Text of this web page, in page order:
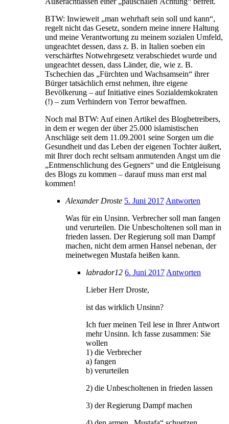
BTW: Inwieweit „man wehrhaft sein soll und kann“,
regelt nicht das Gesetz, sondern meine innere Haltung
und meine Verantwortung zu meinem sozialen Umfeld,
ungeachtet dessen, dass z. B. in Italien soeben ein
verschärftes Notwehrgesetz verabschiedet wurde und
ungeachtet dessen, dass Länder, die, wie z. B.
Tschechien das „Fürchten und Wachsamsein“ ihrer
Bürger tatsächlich ernst nehmen, ihre eigene
Bevölkerung – auf Initiative eines Sozialdemkokraten
(!) – zum Verhindern von Terror bewaffnen.
Noch mal BTW: Auf einen Artikel des Blogbetreibers,
in dem er wegen der über 25.000 islamistischen
Anschläge seit dem 11.09.2001 seine Sorgen um die
Gesundheit und das Leben der eigenen Tochter äußert,
mit Ihrer doch recht seltsam anmutenden Angst um die
„Entmenschlichung des Gegners“ und die Entgleisung
des Blogs zu kommen – darauf muss man erst mal
kommen!
Alexander Droste 5. Juni 2017 Antworten
Was für ein Unsinn. Verbrecher soll man fangen
und verurteilen. Die Unbescholtenen soll man in
frieden lassen. Der Regierung soll man Dampf
machen, nicht dem armen Hansel nebenan, der
meinetwegen Mustafa heißen kann.
labrador12 6. Juni 2017 Antworten
Lieber Herr Droste,
ist das wirklich Unsinn?
Ich fuer meinen Teil lese in Ihrer Antwort
mehr Unsinn. Ich fasse zusammen: Sie
wollen
1) die Verbrecher
a) fangen
b) verurteilen
2) die Unbescholtenen in frieden lassen
3) der Regierung Dampf machen